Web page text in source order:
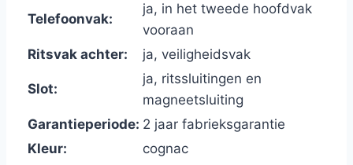
Telefoonvak:
ja, in het tweede hoofdvak
vooraan
Ritsvak achter:
ja, veiligheidsvak
Slot:
ja, ritssluitingen en
magneetsluiting
Garantieperiode: 2 jaar fabrieksgarantie
Kleur:
cognac